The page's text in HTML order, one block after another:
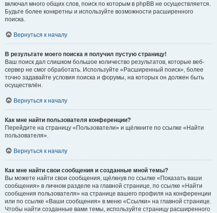
включал много общих слов, поиск по которым в phpBB не осуществляется.
Будьте более конкретны и используйте возможности расширенного
поиска.
Вернуться к началу
В результате моего поиска я получил пустую страницу!
Ваш поиск дал слишком большое количество результатов, которые веб-
сервер не смог обработать. Используйте «Расширенный поиск», более
точно задавайте условия поиска и форумы, на которых он должен быть
осуществлён.
Вернуться к началу
Как мне найти пользователя конференции?
Перейдите на страницу «Пользователи» и щёлкните по ссылке «Найти
пользователя».
Вернуться к началу
Как мне найти свои сообщения и созданные мной темы?
Вы можете найти свои сообщения, щёлкнув по ссылке «Показать ваши
сообщения» в личном разделе на главной странице, по ссылке «Найти
сообщения пользователя» на странице вашего профиля на конференции
или по ссылке «Ваши сообщения» в меню «Ссылки» на главной странице.
Чтобы найти созданные вами темы, используйте страницу расширенного